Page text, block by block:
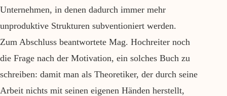
Unternehmen, in denen dadurch immer mehr
unproduktive Strukturen subventioniert werden.
Zum Abschluss beantwortete Mag. Hochreiter noch
die Frage nach der Motivation, ein solches Buch zu
schreiben: damit man als Theoretiker, der durch seine
Arbeit nichts mit seinen eigenen Händen herstellt,